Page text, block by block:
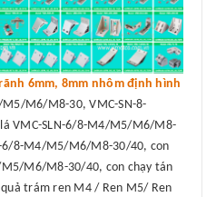
6mm, 8mm nhôm định hình
M5/M6/M8-30, VMC-SN-8-
VMC-SLN-6/8-M4/M5/M6/M8-
6/8-M4/M5/M6/M8-30/40, con
M6/M8-30/40, con chạy tán
trám ren M4 / Ren M5/ Ren